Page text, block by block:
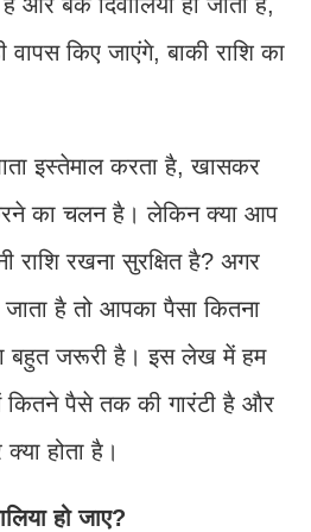
किए जाएंगे, बाकी राशि का
इस्तेमाल करता है, खासकर
का चलन है। लेकिन क्या आप
राशि रखना सुरक्षित है? अगर
है तो आपका पैसा कितना
बहुत जरूरी है। इस लेख में हम
पैसे तक की गारंटी है और
होता है।
हो जाए?